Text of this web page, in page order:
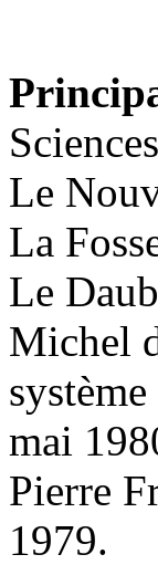
Le
La
Le
Michel
mai
Pierre
1979.